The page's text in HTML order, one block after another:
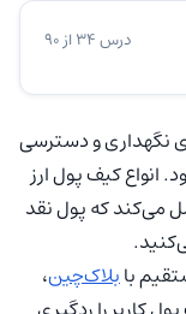
درس 34 از 90
نگهداری و دسترسی
انواع کیف پول ارز
می‌کند که پول نقد
بابلاک‌چین،